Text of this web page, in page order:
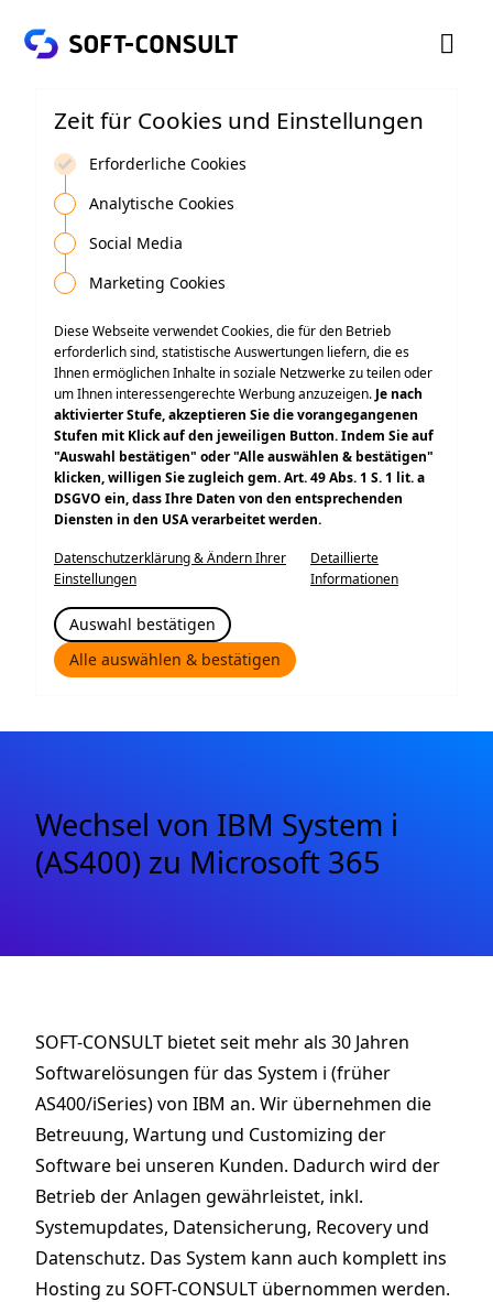

Zeit für Cookies und Einstellungen
Erforderliche Cookies
Analytische Cookies
Social Media
Marketing Cookies
Diese Webseite verwendet Cookies, die für den Betrieb
erforderlich sind, statistische Auswertungen liefern, die es
Ihnen ermöglichen Inhalte in soziale Netzwerke zu teilen oder
um Ihnen interessengerechte Werbung anzuzeigen. Je nach
aktivierter Stufe, akzeptieren Sie die vorangegangenen
Stufen mit Klick auf den jeweiligen Button. Indem Sie auf
"Auswahl bestätigen" oder "Alle auswählen & bestätigen"
klicken, willigen Sie zugleich gem. Art. 49 Abs. 1 S. 1 lit. a
DSGVO ein, dass Ihre Daten von den entsprechenden
Diensten in den USA verarbeitet werden.
Datenschutzerklärung & Ändern Ihrer
Einstellungen
Detaillierte
Informationen
Auswahl bestätigen
Alle auswählen & bestätigen
Wechsel von IBM System i
(AS400) zu Microsoft 365
SOFT-CONSULT bietet seit mehr als 30 Jahren
Softwarelösungen für das System i (früher
AS400/iSeries) von IBM an. Wir übernehmen die
Betreuung, Wartung und Customizing der
Software bei unseren Kunden. Dadurch wird der
Betrieb der Anlagen gewährleistet, inkl.
Systemupdates, Datensicherung, Recovery und
Datenschutz. Das System kann auch komplett ins
Hosting zu SOFT-CONSULT übernommen werden.